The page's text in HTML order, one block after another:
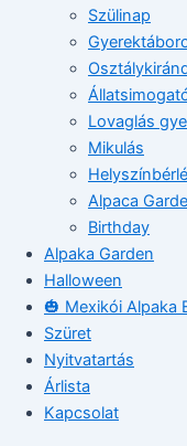
Szülinap
Lovaglás
Mikulás
Alpaca
Birthday
Alpaka Garden
Halloween
🎃 Mexikói Alpaka
Szüret
Nyitvatartás
Árlista
Kapcsolat